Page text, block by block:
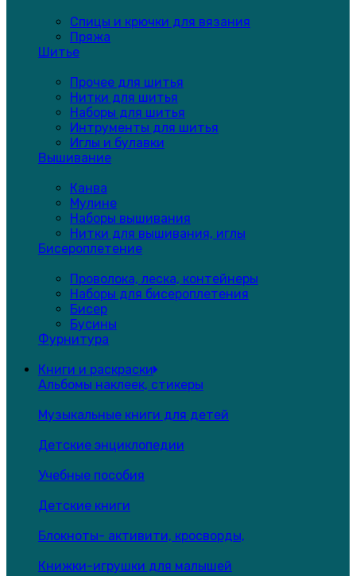
Спицы и крючки для вязания
Пряжа
Шитье
Прочее для шитья
Нитки для шитья
Наборы для шитья
Интрументы для шитья
Иглы и булавки
Вышивание
Канва
Мулине
Наборы вышивания
Нитки для вышивания, иглы
Бисероплетение
Проволока, леска, контейнеры
Наборы для бисероплетения
Бисер
Бусины
Фурнитура
Книги и раскраски
Альбомы наклеек, стикеры
Музыкальные книги для детей
Детские энциклопедии
Учебные пособия
Детские книги
Блокноты- активити, кросворды,
Книжки-игрушки для малышей